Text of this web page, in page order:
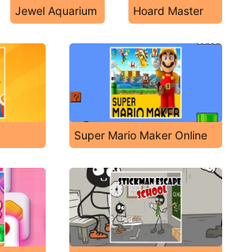
Jewel Aquarium Hoard Master
Super Mario Maker Online